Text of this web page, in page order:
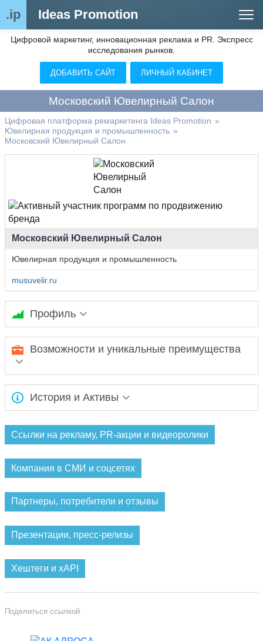
.ip Ideas Promotion
Сегменты рынка
Цифровой ремаркетинг (анализ рынка)
Видео
О нас
Контакты
Цифровой маркетинг, инновационная реклама и PR. Экспресс
исследования рынков.
ДОБАВИТЬ САЙТ ЛИЧНЫЙ КАБИНЕТ
Московский Ювелирный Салон
Цифровая платформа ремаркетинга Ideas Promotion »
Ювелирная продукция и промышленность »
Московский Ювелирный Салон
Московский Ювелирный Салон
Ювелирная продукция и промышленность
musuvelir.ru
Профиль
Эксклюзивные и современные коллекции ювелирных
изделий из серебра и золота
Возможности и уникальные преимущества
Ожидается заполнение информации...
История и Активы
Ссылки на рекламу, PR-акции и видеоролики
Компания в СМИ и соцсетях
Партнеры, потребители и отзывы
Презентации, пресс-релизы
Хештеги и xAPI
Поделиться ссылкой